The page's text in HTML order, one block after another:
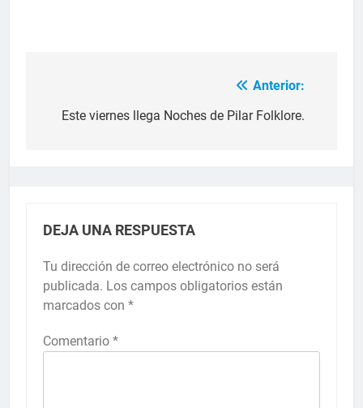
Anterior:
Este viernes llega Noches de Pilar Folklore.
DEJA UNA RESPUESTA
Tu dirección de correo electrónico no será
publicada. Los campos obligatorios están
marcados con *
Comentario *